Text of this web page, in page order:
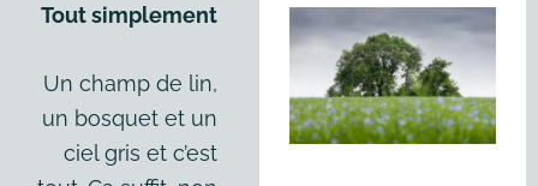
Tout simplement
Un champ de lin,
un bosquet et un
ciel gris et c’est